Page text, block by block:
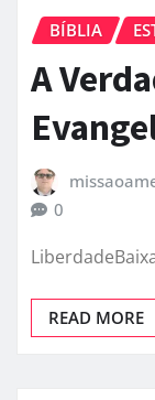
BÍBLIA
A
0
READ MORE